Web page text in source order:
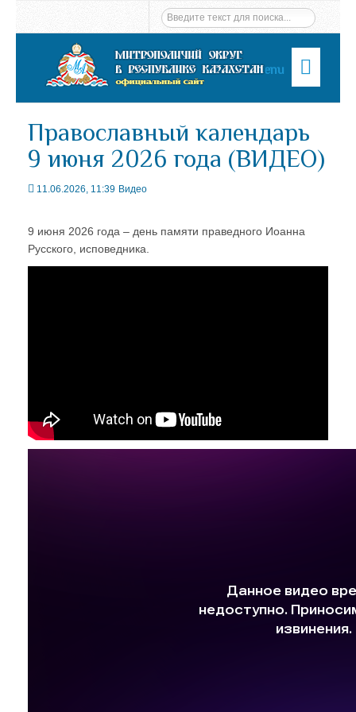
Menu
Православный календарь
9 июня 2026 года (ВИДЕО)
11.06.2026, 11:39 Видео
9 июня 2026 года – день памяти праведного Иоанна
Русского, исповедника.